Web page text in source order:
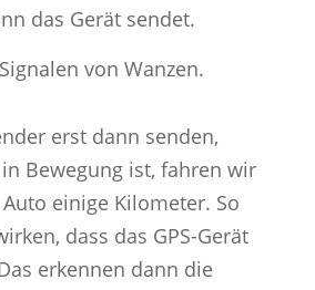
das Gerät sendet.
erst dann senden,
Bewegung ist, fahren wir
einige Kilometer. So
dass das GPS-Gerät
erkennen dann die